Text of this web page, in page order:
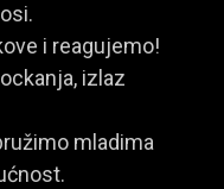
i reagujemo!
izlaz
mladima